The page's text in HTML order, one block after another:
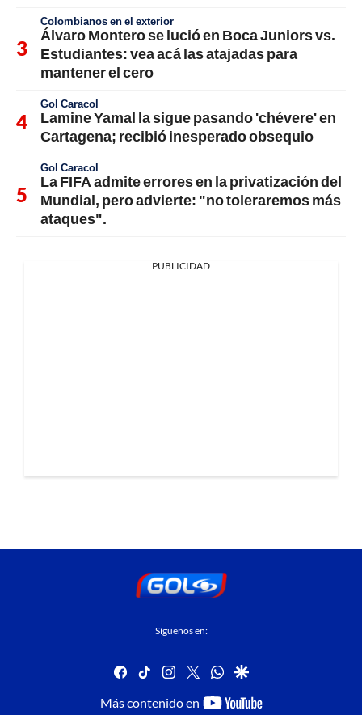
Colombianos en el exterior
Álvaro Montero se lució en Boca Juniors vs.
Estudiantes: vea acá las atajadas para
mantener el cero
Gol Caracol
Lamine Yamal la sigue pasando 'chévere' en
Cartagena; recibió inesperado obsequio
Gol Caracol
La FIFA admite errores en la privatización del
Mundial, pero advierte: "no toleraremos más
ataques".
PUBLICIDAD
Síguenos en:
facebook
tiktok instagram
twitterwhatsapp
google
Más contenido en
youtube-